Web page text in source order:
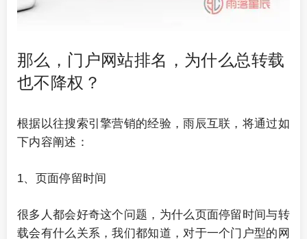
那么，门户网站排名，为什么总转载
也不降权？
根据以往搜索引擎营销的经验，雨辰互联，将通过如
下内容阐述：
1、页面停留时间
很多人都会好奇这个问题，为什么页面停留时间与转
载会有什么关系，我们都知道，对于一个门户型的网